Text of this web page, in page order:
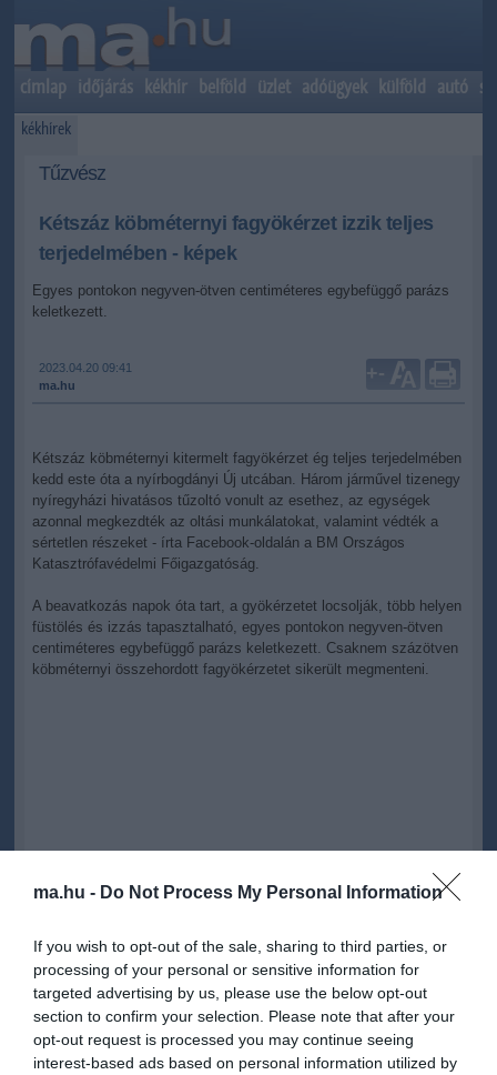
ma.hu - Do Not Process My Personal Information
If you wish to opt-out of the sale, sharing to third parties, or
processing of your personal or sensitive information for
targeted advertising by us, please use the below opt-out
section to confirm your selection. Please note that after your
opt-out request is processed you may continue seeing
interest-based ads based on personal information utilized by
címlap időjárás kékhír belföld üzlet adóügyek külföld autó
kékhírek
Tűzvész
Kétszáz köbméternyi fagyökérzet izzik teljes
terjedelmében - képek
Egyes pontokon negyven-ötven centiméteres egybefüggő parázs
keletkezett.
2023.04.20 09:41
ma.hu
+-
Kétszáz köbméternyi kitermelt fagyökérzet ég teljes terjedelmében
kedd este óta a nyírbogdányi Új utcában. Három járművel tizenegy
nyíregyházi hivatásos tűzoltó vonult az esethez, az egységek
azonnal megkezdték az oltási munkálatokat, valamint védték a
sértetlen részeket - írta Facebook-oldalán a BM Országos
Katasztrófavédelmi Főigazgatóság.
A beavatkozás napok óta tart, a gyökérzetet locsolják, több helyen
füstölés és izzás tapasztalható, egyes pontokon negyven-ötven
centiméteres egybefüggő parázs keletkezett. Csaknem százötven
köbméternyi összehordott fagyökérzetet sikerült megmenteni.